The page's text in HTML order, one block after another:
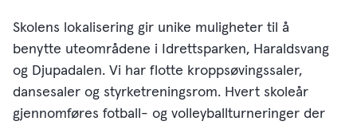
Skolens lokalisering gir unike muligheter til å
benytte uteområdene i Idrettsparken, Haraldsvang
og Djupadalen. Vi har flotte kroppsøvingssaler,
dansesaler og styrketreningsrom. Hvert skoleår
gjennomføres fotball- og volleyballturneringer der